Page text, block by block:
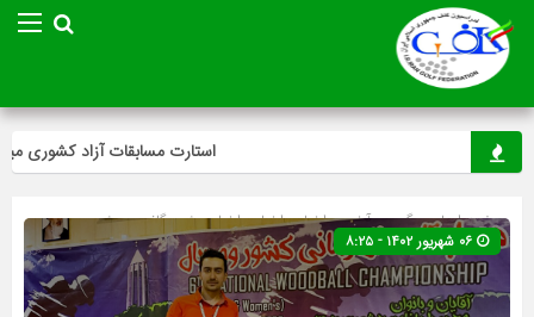
استارت مسابقات آزاد کشوری
صفحه اصلی» گروه »آخرین اخبار»اخبار»اخبار ویژه»گلف»ویژه